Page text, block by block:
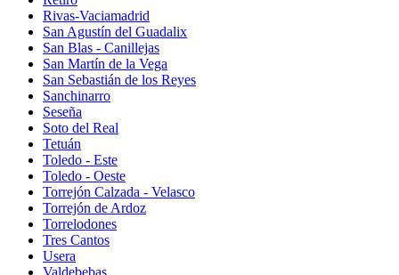
Rivas-Vaciamadrid
San Agustín del Guadalix
San Blas - Canillejas
San Martín de la Vega
San Sebastián de los Reyes
Sanchinarro
Seseña
Soto del Real
Tetuán
Toledo - Este
Toledo - Oeste
Torrejón Calzada - Velasco
Torrejón de Ardoz
Torrelodones
Tres Cantos
Usera
Valdebebas